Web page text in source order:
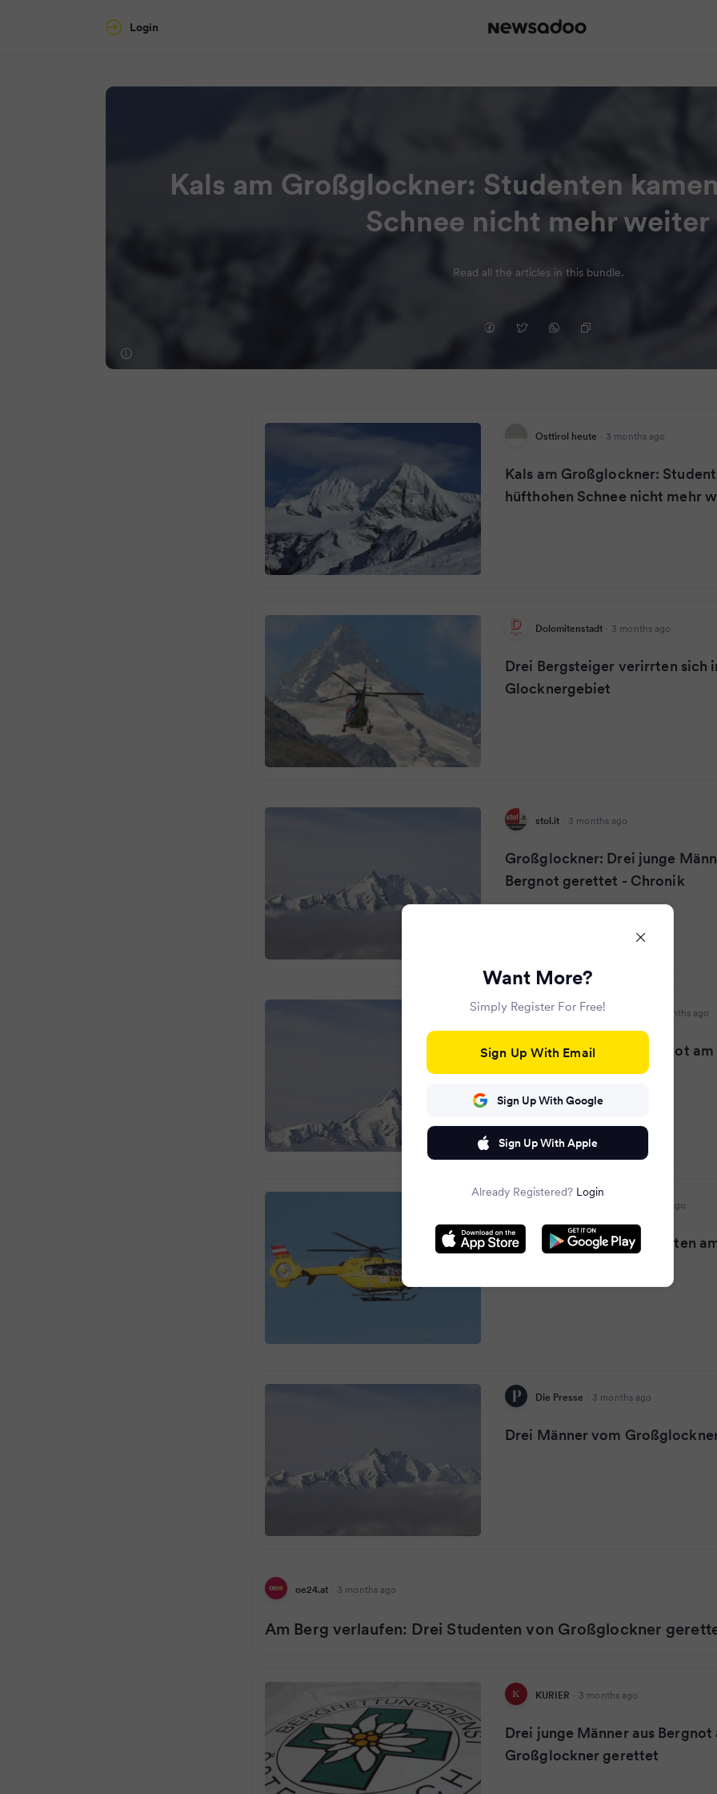
Login
Kals am Großglockner: Studenten
Schnee nicht mehr weiter
Read all the articles in this bundle.
Osttirol heute · 3 months ago
Kals am Großglockner:
hüfthohen Schnee nicht mehr
Dolomitenstadt · 3 months ago
Drei Bergsteiger verirrten sich
Glocknergebiet
stol.it · 3 months ago
Großglockner: Drei junge
Bergnot gerettet - Chronik
Salzburger Nachrichten 3 months ago
Drei Studenten aus Bergnot am
Großglockner gerettet
3 months ago
Großeinsatz: Drei Studenten
Die Presse · 3 months ago
Drei Männer vom
oe24.at · 3 months ago
Am Berg verlaufen: Drei Studenten von Großglockner
KURIER · 3 months ago
Drei junge Männer aus Bergnot
Großglockner gerettet
Want More?
Simply Register For Free!
Sign Up With Email
Sign Up With Google
Sign Up With Apple
Already Registered? Login